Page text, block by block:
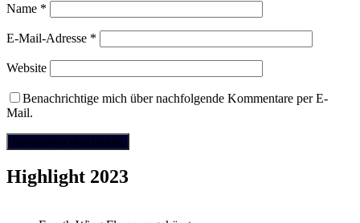
Name *
E-Mail-Adresse *
Website
Benachrichtige mich über nachfolgende Kommentare per E-
Mail.
Highlight 2023